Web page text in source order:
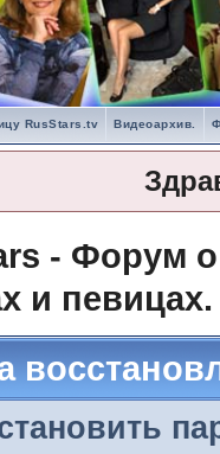
RusStars.tv Видеоархив.
- Форум
и певицах.